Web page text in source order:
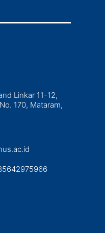
Linkar 11-12,
170, Mataram,